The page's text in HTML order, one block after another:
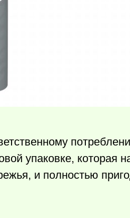
упаковке, которая
и полностью